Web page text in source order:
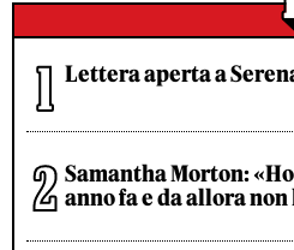
Lettera aperta a
Samantha Morton:
anno fa e da allora non